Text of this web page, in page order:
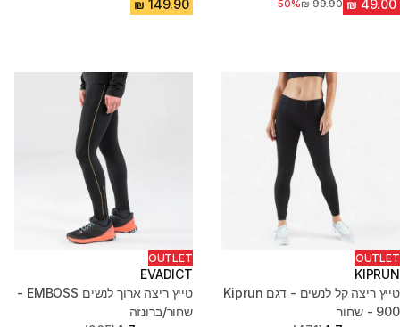
מחיר לפני הנחה‏99.90 ₪
50%
OUTLET
KIPRUN
טייץ ריצה קל לנשים - דגם Kiprun
900 - שחור
OUTLET
EVADICT
טייץ ריצה ארוך לנשים EMBOSS -
שחור/ברונזה